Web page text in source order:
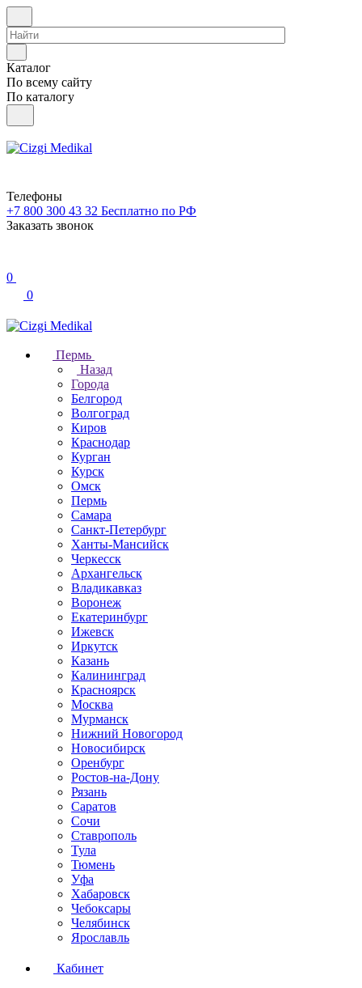
Каталог
По всему сайту
По каталогу
Телефоны
+7 800 300 43 32 Бесплатно по РФ
Заказать звонок
0
0
Пермь
Назад
Города
Белгород
Волгоград
Киров
Краснодар
Курган
Курск
Омск
Пермь
Самара
Санкт-Петербург
Ханты-Мансийск
Черкесск
Архангельск
Владикавказ
Воронеж
Екатеринбург
Ижевск
Иркутск
Казань
Калининград
Красноярск
Москва
Мурманск
Нижний Новогород
Новосибирск
Оренбург
Ростов-на-Дону
Рязань
Саратов
Сочи
Ставрополь
Тула
Тюмень
Уфа
Хабаровск
Чебоксары
Челябинск
Ярославль
Кабинет